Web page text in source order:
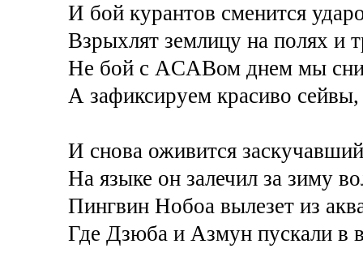
И бой курантов сменится
Взрыхлят землицу на полях и
Не бой с ACABом днем мы
А зафиксируем красиво
И снова оживится
На языке он залечил за зиму
Пингвин Нобоа вылезет из
Где Дзюба и Азмун пускали в